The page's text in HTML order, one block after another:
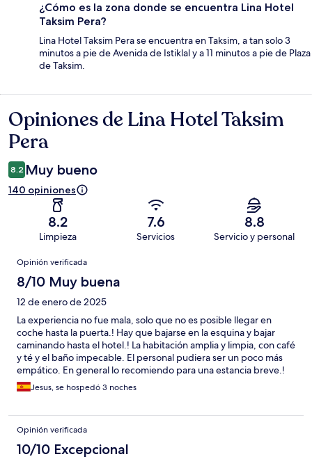
¿Cómo es la zona donde se encuentra Lina Hotel
Taksim Pera?
Lina Hotel Taksim Pera se encuentra en Taksim, a tan solo 3
minutos a pie de Avenida de Istiklal y a 11 minutos a pie de Plaza
de Taksim.
Opiniones
Opiniones de Lina Hotel Taksim
Pera
8.2 Muy bueno
140 opiniones
8.2
Limpieza
7.6
Servicios
8.8
Servicio y personal
Opiniones
Opinión verificada
8/10 Muy buena
12 de enero de 2025
La experiencia no fue mala, solo que no es posible llegar en
coche hasta la puerta.! Hay que bajarse en la esquina y bajar
caminando hasta el hotel.! La habitación amplia y limpia, con café
y té y el baño impecable. El personal pudiera ser un poco más
empático. En general lo recomiendo para una estancia breve.!
Jesus, se hospedó 3 noches
Opinión verificada
10/10 Excepcional